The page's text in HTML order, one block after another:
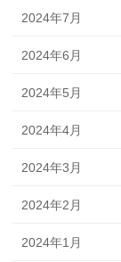
2024年7月
2024年6月
2024年5月
2024年4月
2024年3月
2024年2月
2024年1月